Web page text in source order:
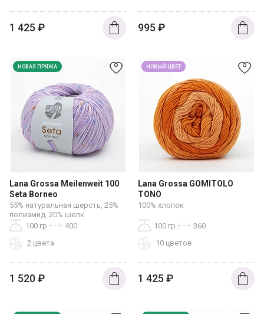
1 425 ₽ 995 ₽
НОВАЯ ПРЯЖА
Lana Grossa Meilenweit 100
Seta Borneo
55% натуральная шерсть, 25%
полиамид, 20% шелк
100 гр.
400
2 цвета
1 520₽
НОВЫЙ ЦВЕТ
Lana Grossa GOMITOLO
TONO
100% хлопок
100 гр.
360
10 цветов
1 425 ₽